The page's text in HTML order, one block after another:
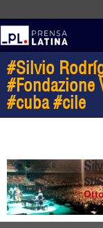
#Silvio
#Fondazione
#cuba #cile